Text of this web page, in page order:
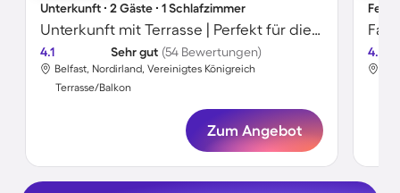
Unterkunft ∙ 2 Gäste ∙ 1 Schlafzimmer
Unterkunft mit Terrasse | Perfekt für die Arbeit von Zuhause
4.1 Sehr gut (54 Bewertungen)
Belfast, Nordirland, Vereinigtes Königreich
Terrasse/Balkon
Zum Angebot
4.7